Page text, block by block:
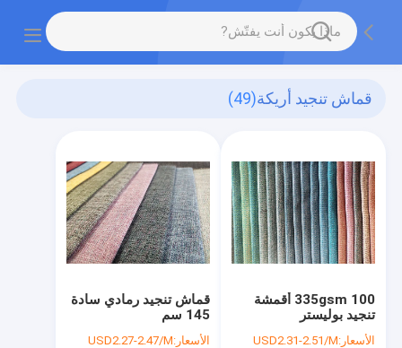
قماش تنجيد أريكة(49)
قماش تنجيد رمادي سادة
145 سم
الأسعار:USD2.27-2.47/M
335gsm 100 أقمشة
تنجيد بوليستر
الأسعار:USD2.31-2.51/M